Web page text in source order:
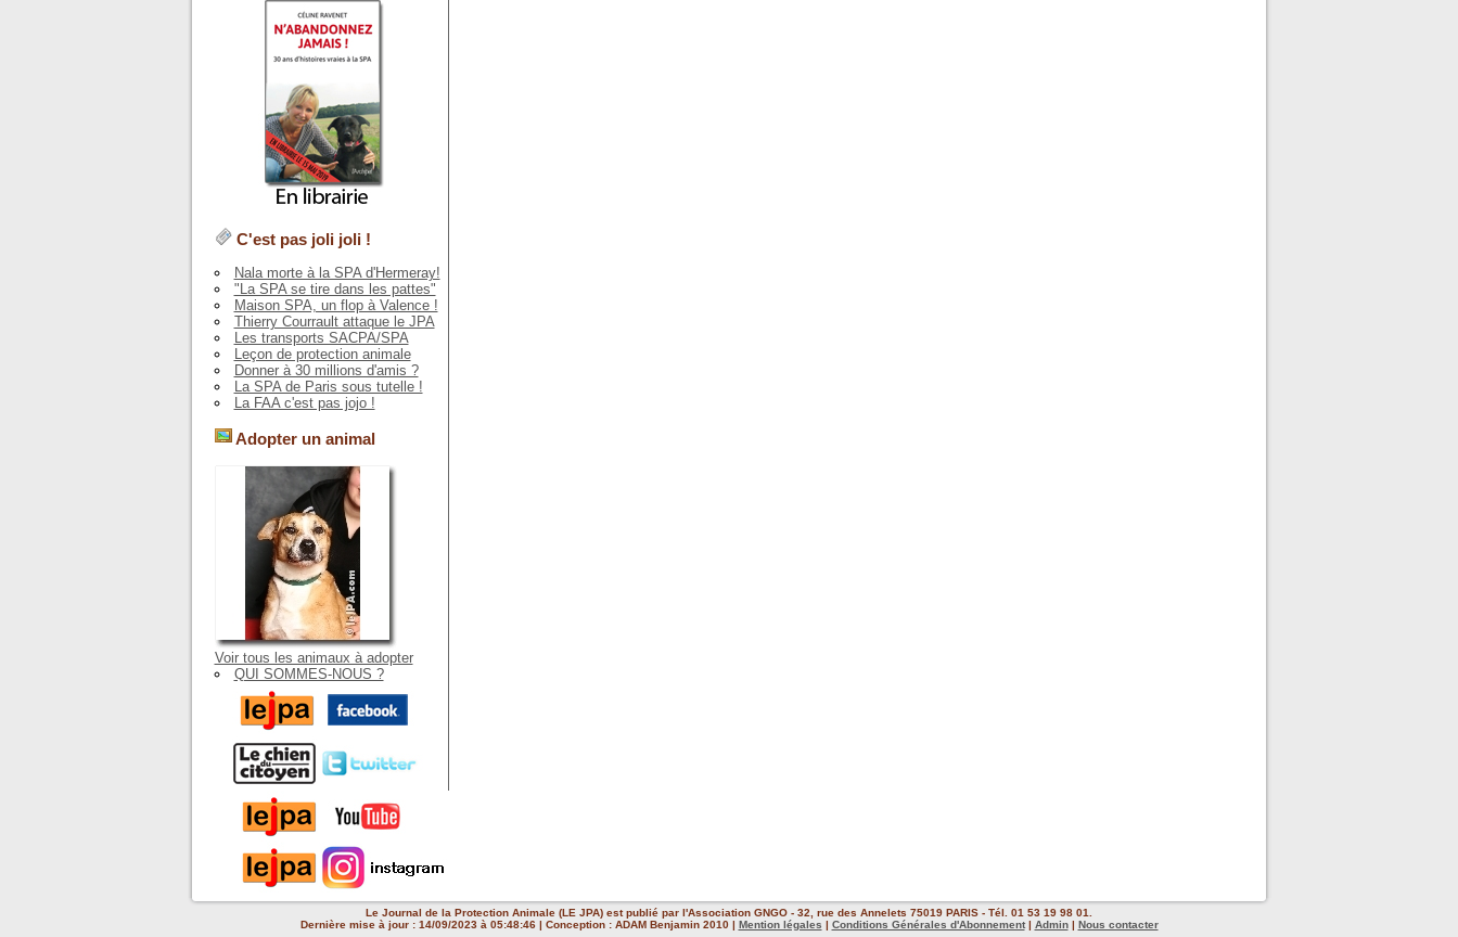
C'est pas joli joli !
Nala morte à la SPA d'Hermeray!
"La SPA se tire dans les pattes"
Maison SPA, un flop à Valence !
Thierry Courrault attaque le JPA
Les transports SACPA/SPA
Leçon de protection animale
Donner à 30 millions d'amis ?
La SPA de Paris sous tutelle !
La FAA c'est pas jojo !
Adopter un animal
Voir tous les animaux à adopter
QUI SOMMES-NOUS ?
Le Journal de la Protection Animale (LE JPA) est publié par l'Association GNGO - 32, rue des Annelets 75019 PARIS - Tél. 01 53 19 98 01.
Dernière mise à jour : 14/09/2023 à 05:48:46 | Conception : ADAM Benjamin 2010 | Mention légales | Conditions Générales d'Abonnement| Admin| Nous contacter